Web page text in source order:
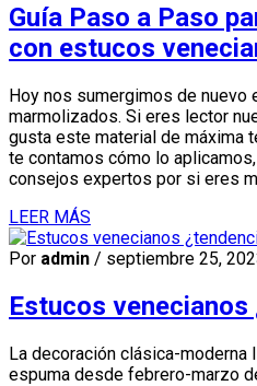
Guía Paso a Paso
con estucos
Hoy nos sumergimos de nuevo
marmolizados. Si eres lector
gusta este material de máxima
te contamos cómo lo
consejos expertos por si eres
LEER MÁS
Por admin / septiembre 25,
Estucos venecianos
La decoración clásica-moderna
espuma desde febrero-marzo